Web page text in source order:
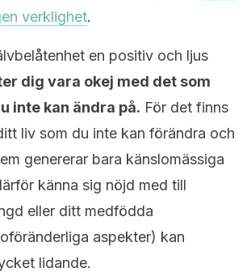
verklighet.
en positiv och ljus
dig vara okej med det som
inte kan ändra på. För det finns
liv som du inte kan förändra och
genererar bara känslomässiga
känna sig nöjd med till
eller ditt medfödda
aspekter) kan
lidande.